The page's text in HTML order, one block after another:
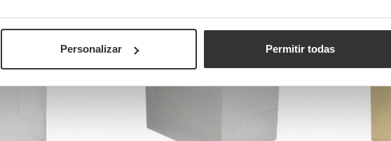
Personalizar Permitir todas